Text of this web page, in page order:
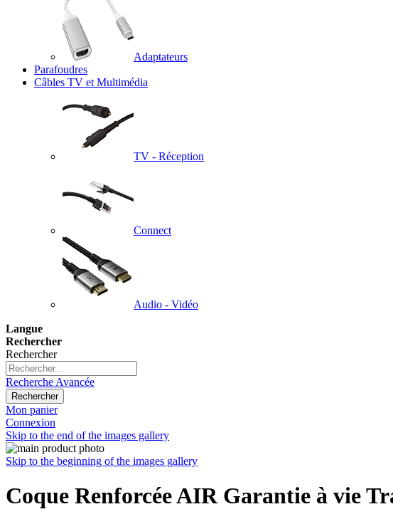
Adaptateurs
Parafoudres
Câbles TV et Multimédia
TV - Réception
Connect
Audio - Vidéo
Langue
Rechercher
Rechercher
Recherche Avancée
Rechercher
Mon panier
Connexion
Skip to the end of the images gallery
Skip to the beginning of the images gallery
Coque Renforcée AIR Garantie à vie